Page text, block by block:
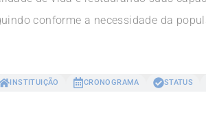
conforme a necessidade da
INSTITUIÇÃO CRONOGRAMA STATUS